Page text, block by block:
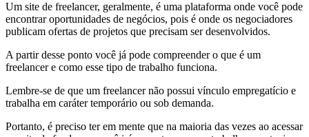
Um site de freelancer, geralmente, é uma plataforma onde você pode
encontrar oportunidades de negócios, pois é onde os negociadores
publicam ofertas de projetos que precisam ser desenvolvidos.
A partir desse ponto você já pode compreender o que é um
freelancer e como esse tipo de trabalho funciona.
Lembre-se de que um freelancer não possui vínculo empregatício e
trabalha em caráter temporário ou sob demanda.
Portanto, é preciso ter em mente que na maioria das vezes ao acessar